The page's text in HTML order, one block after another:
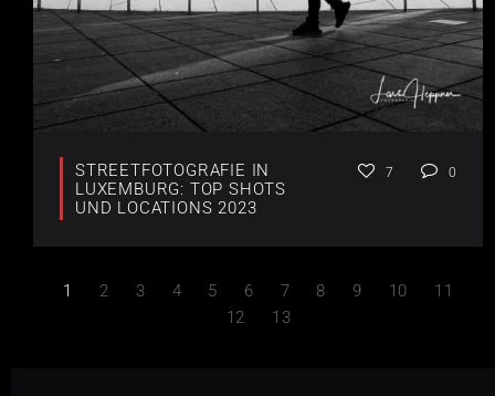
STREETFOTOGRAFIE IN
LUXEMBURG: TOP SHOTS
UND LOCATIONS 2023
7 0
1 2 3 4 5 6 7 8 9 10
11
12
13